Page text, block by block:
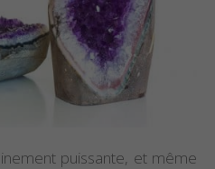
puissante, et même